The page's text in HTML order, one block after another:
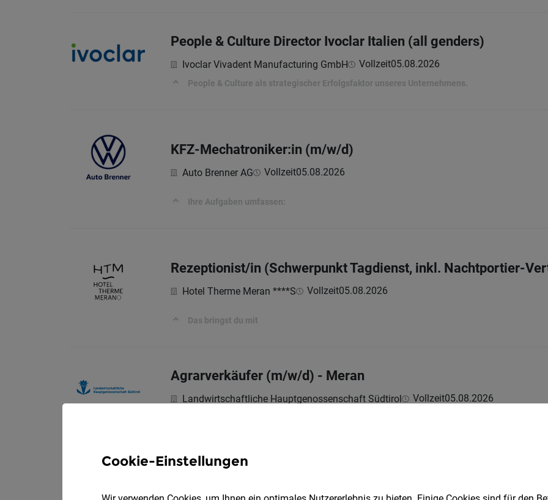
People & Culture Director Ivoclar Italien (all genders)
Ivoclar Vivadent Manufacturing GmbH Vollzeit05.08.2026
People & Culture als strategischer Erfolgsfaktor unseres Unternehmens.
KFZ-Mechatroniker:in (m/w/d)
Auto Brenner AG Vollzeit05.08.2026
Ihre Aufgaben umfassen:
Rezeptionist/in (Schwerpunkt Tagdienst, inkl. Nachtportier-
Hotel Therme Meran ****S Vollzeit05.08.2026
Das bringst du mit
Agrarverkäufer (m/w/d) - Meran
Landwirtschaftliche Hauptgenossenschaft Südtirol Vollzeit05.08.2026
Mitarbeiter für die Energiezentrale (m/w/d)
Hans Zipperle AG Vollzeit05.08.2026
Cookie-Einstellungen